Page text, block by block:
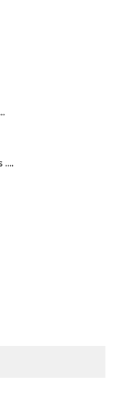
....